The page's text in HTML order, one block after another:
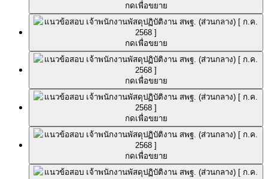
กดเพื่อขยาย
กดเพื่อขยาย
กดเพื่อขยาย
กดเพื่อขยาย
กดเพื่อขยาย